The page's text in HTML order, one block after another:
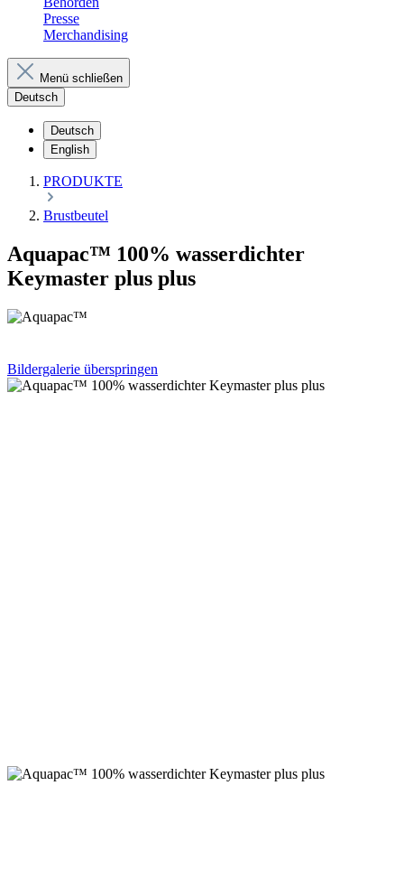
Presse
Merchandising
Menü schließen
Deutsch
Deutsch
English
PRODUKTE
Brustbeutel
Aquapac™ 100% wasserdichter
Keymaster plus plus
Bildergalerie überspringen